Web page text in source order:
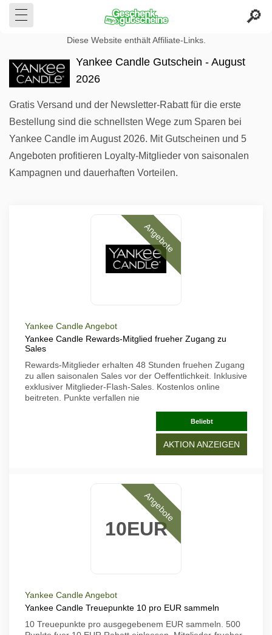
Diese Website enthält Affiliate-Links.
Yankee Candle Gutschein - August
2026
Gratis Versand und der Newsletter-Rabatt für die erste
Bestellung sind die schnellsten Wege zum Sparen bei
Yankee Candle im August 2026. Mit Gutscheinen und 5
Angeboten profitieren Loyalty-Mitglieder von saisonalen
Kampagnen und dauerhaften Vorteilen.
Angebote
Yankee Candle Angebot
Yankee Candle Rewards-Mitglied frueher Zugang zu
Sales
Rewards-Mitglieder erhalten 48 Stunden fruehen Zugang
zu allen saisonalen Sales vor der Oeffentlichkeit. Inklusive
exklusiver Mitglieder-Flash-Sales. Kostenlos online
beitreten. Punkte verfallen nie
Beliebt
AKTION ANZEIGEN
10EUR
Angebote
Yankee Candle Angebot
Yankee Candle Treuepunkte 10 pro EUR sammeln
10 Treuepunkte pro ausgegebenem EUR sammeln. 500